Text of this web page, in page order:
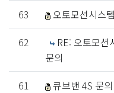
63 오토모션시스
62
RE: 오토모션
문의
61
큐브밴 4S 문의